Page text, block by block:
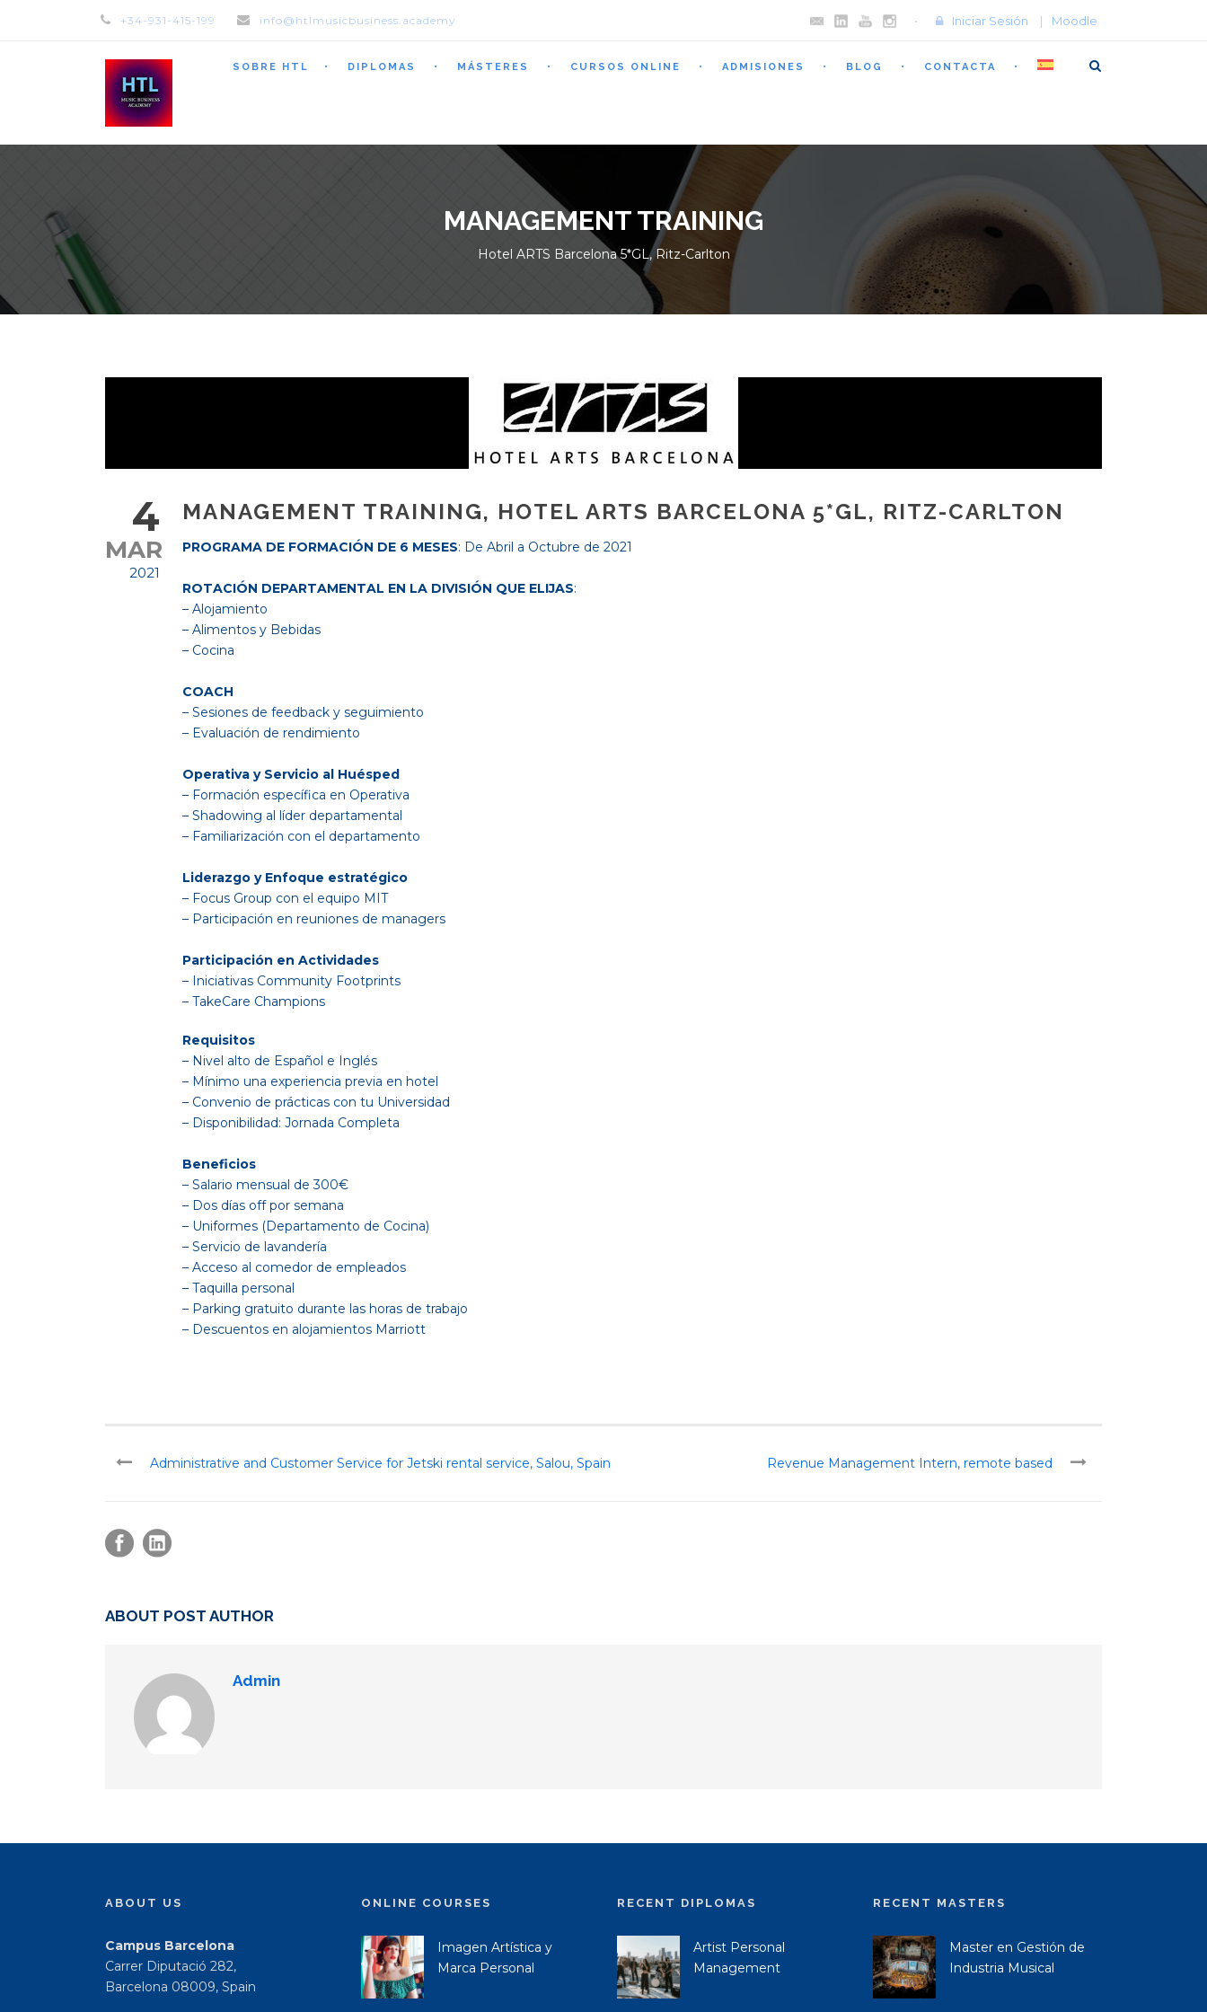
+34-931-415-199 info@htlmusicbusiness.academy Iniciar Sesión | Moodle
SOBRE HTL DIPLOMAS MÁSTERES CURSOS ONLINE ADMISIONES BLOG CONTACTA
MANAGEMENT TRAINING
Hotel ARTS Barcelona 5*GL, Ritz-Carlton
4
MAR
2021
MANAGEMENT TRAINING, HOTEL ARTS BARCELONA 5*GL, RITZ-CARLTON
PROGRAMA DE FORMACIÓN DE 6 MESES: De Abril a Octubre de 2021
ROTACIÓN DEPARTAMENTAL EN LA DIVISIÓN QUE ELIJAS:
– Alojamiento
– Alimentos y Bebidas
– Cocina
COACH
– Sesiones de feedback y seguimiento
– Evaluación de rendimiento
Operativa y Servicio al Huésped
– Formación específica en Operativa
– Shadowing al líder departamental
– Familiarización con el departamento
Liderazgo y Enfoque estratégico
– Focus Group con el equipo MIT
– Participación en reuniones de managers
Participación en Actividades
– Iniciativas Community Footprints
– TakeCare Champions
Requisitos
– Nivel alto de Español e Inglés
– Mínimo una experiencia previa en hotel
– Convenio de prácticas con tu Universidad
– Disponibilidad: Jornada Completa
Beneficios
– Salario mensual de 300€
– Dos días off por semana
– Uniformes (Departamento de Cocina)
– Servicio de lavandería
– Acceso al comedor de empleados
– Taquilla personal
– Parking gratuito durante las horas de trabajo
– Descuentos en alojamientos Marriott
Administrative and Customer Service for Jetski rental service, Salou, Spain Revenue Management Intern, remote based
ABOUT POST AUTHOR
Admin
ABOUT US
Campus Barcelona
Carrer Diputació 282,
Barcelona 08009, Spain
ONLINE COURSES
Imagen Artística y
Marca Personal
RECENT DIPLOMAS
Artist Personal
Management
RECENT MASTERS
Master en Gestión de
Industria Musical